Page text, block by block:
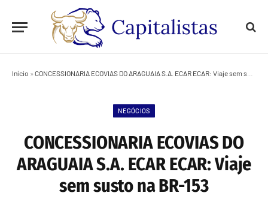
Início » CONCESSIONARIA ECOVIAS DO ARAGUAIA S.A. ECAR ECAR: Viaje sem susto na BR-153
NEGÓCIOS
CONCESSIONARIA ECOVIAS DO
ARAGUAIA S.A. ECAR ECAR: Viaje
sem susto na BR-153